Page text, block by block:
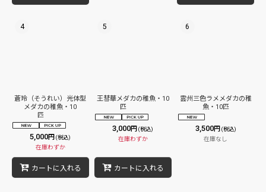
4
蒼玲（そうれい）光体型
メダカの稚魚・10
匹
5,000円 (税込)
在庫わずか
カートに入れる
5
王彗華メダカの稚魚・10
匹
3,000円 (税込)
在庫わずか
カートに入れる
6
雲州三色ラメメダカの稚
魚・10匹
3,500円 (税込)
在庫なし